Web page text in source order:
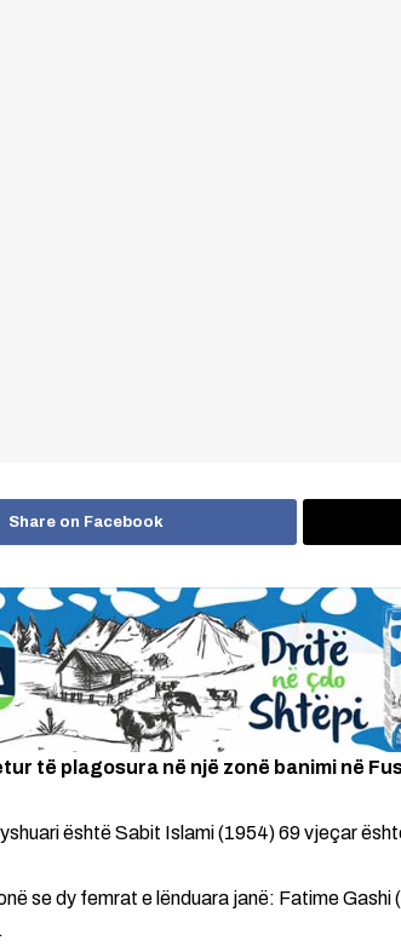
Share on Facebook
të plagosura në një zonë banimi në
është Sabit Islami (1954) 69 vjeçar
se dy femrat e lënduara janë: Fatime